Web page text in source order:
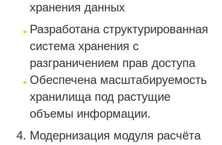
хранения данных
Разработана структурированная
система хранения с
разграничением прав доступа
Обеспечена масштабируемость
хранилища под растущие
объемы информации.
Модернизация модуля расчёта